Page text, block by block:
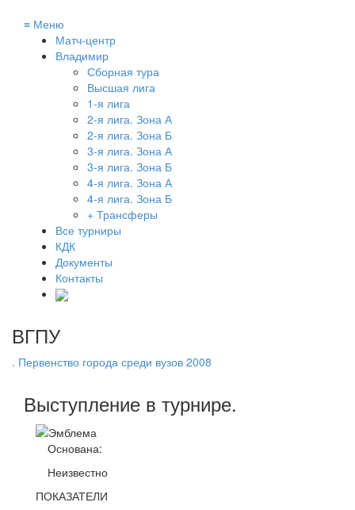
≡ Меню
Матч-центр
Владимир
Сборная тура
Высшая лига
1-я лига
2-я лига. Зона А
2-я лига. Зона Б
3-я лига. Зона А
3-я лига. Зона Б
4-я лига. Зона А
4-я лига. Зона Б
+ Трансферы
Все турниры
КДК
Документы
Контакты
ВГПУ
. Первенство города среди вузов 2008
Выступление в турнире.
Основана:
Неизвестно
ПОКАЗАТЕЛИ